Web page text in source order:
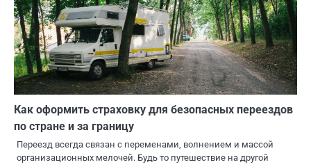
Как оформить страховку для безопасных переездов
по стране и за границу
Переезд всегда связан с переменами, волнением и массой
организационных мелочей. Будь то путешествие на другой